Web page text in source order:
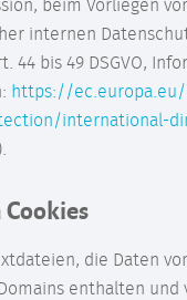
beim Vorliegen
internen
44 bis 49 DSGVO,
https://
international-
).
die Daten
enthalten und